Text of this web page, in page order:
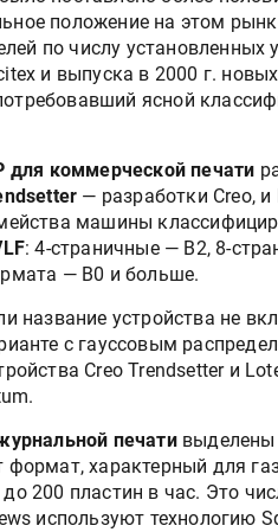
положение на этом
по числу установленных
и выпуска в 2000 г.
ясной
для коммерческой печати
— разработки Creo, и
машины
: 4-страничные — B2, 8-
— B0 и больше.
название устройства не
с гауссовым
Creo Trendsetter и
печативыделены
характерный для
200 пластин в час. Это
используют технологию